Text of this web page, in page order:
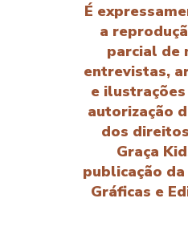
É
a
parcial de
entrevistas,
e
autorização
dos
Graça
publicação
Gráficas e